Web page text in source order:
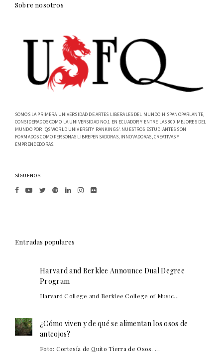
Sobre nosotros
SOMOS LA PRIMERA UNIVERSIDAD DE ARTES LIBERALES DEL MUNDO HISPANOPARLANTE,
CONSIDERADOS COMO LA UNIVERSIDAD NO.1 EN ECUADOR Y ENTRE LAS 800 MEJORES DEL
MUNDO POR 'QS WORLD UNIVERSITY RANKINGS'. NUESTROS ESTUDIANTES SON
FORMADOS COMO PERSONAS LIBREPENSADORAS, INNOVADORAS, CREATIVAS Y
EMPRENDEDORAS.
SÍGUENOS
Entradas populares
Harvard and Berklee Announce Dual Degree
Program
Harvard College and Berklee College of Music...
¿Cómo viven y de qué se alimentan los osos de
anteojos?
Foto: Cortesía de Quito Tierra de Osos. ...